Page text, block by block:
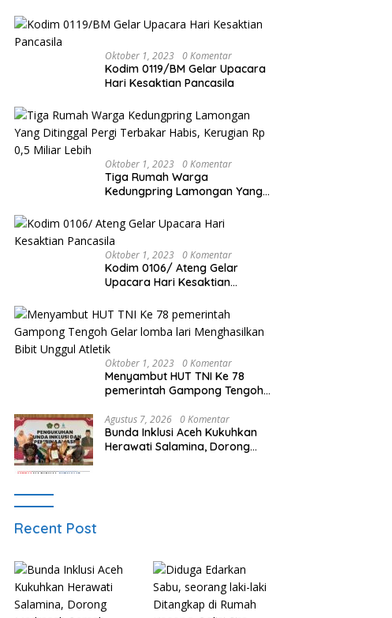
Oktober 1, 2023 0 Komentar
Kodim 0119/BM Gelar Upacara
Hari Kesaktian Pancasila
Oktober 1, 2023 0 Komentar
Tiga Rumah Warga
Kedungpring Lamongan Yang
Kerugian Rp 0,5 Miliar Lebih
Oktober 1, 2023 0 Komentar
Kodim 0106/ Ateng Gelar
Upacara Hari Kesaktian
Oktober 1, 2023 0 Komentar
Menyambut HUT TNI Ke 78
pemerintah Gampong Tengoh
Bibit Unggul Atletik
Agustus 7, 2026 0 Komentar
Bunda Inklusi Aceh Kukuhkan
Herawati Salamina, Dorong
Recent Post